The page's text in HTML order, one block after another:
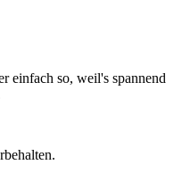
einfach so, weil's spannend
.